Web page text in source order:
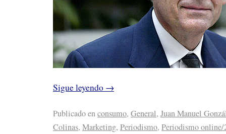
Sigue leyendo →
Publicado enconsumo, General, Juan Manuel
Colinas, Marketing, Periodismo, Periodismo online/